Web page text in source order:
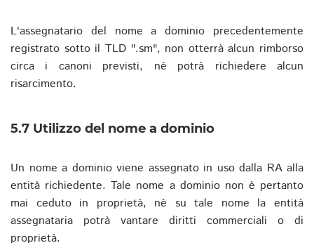
L'assegnatario del nome a dominio precedentemente
registrato sotto il TLD ".sm", non otterrà alcun rimborso
circa i canoni previsti, nè potrà richiedere alcun
risarcimento.
5.7 Utilizzo del nome a dominio
Un nome a dominio viene assegnato in uso dalla RA alla
entità richiedente. Tale nome a dominio non è pertanto
mai ceduto in proprietà, nè su tale nome la entità
assegnataria potrà vantare diritti commerciali o di
proprietà.